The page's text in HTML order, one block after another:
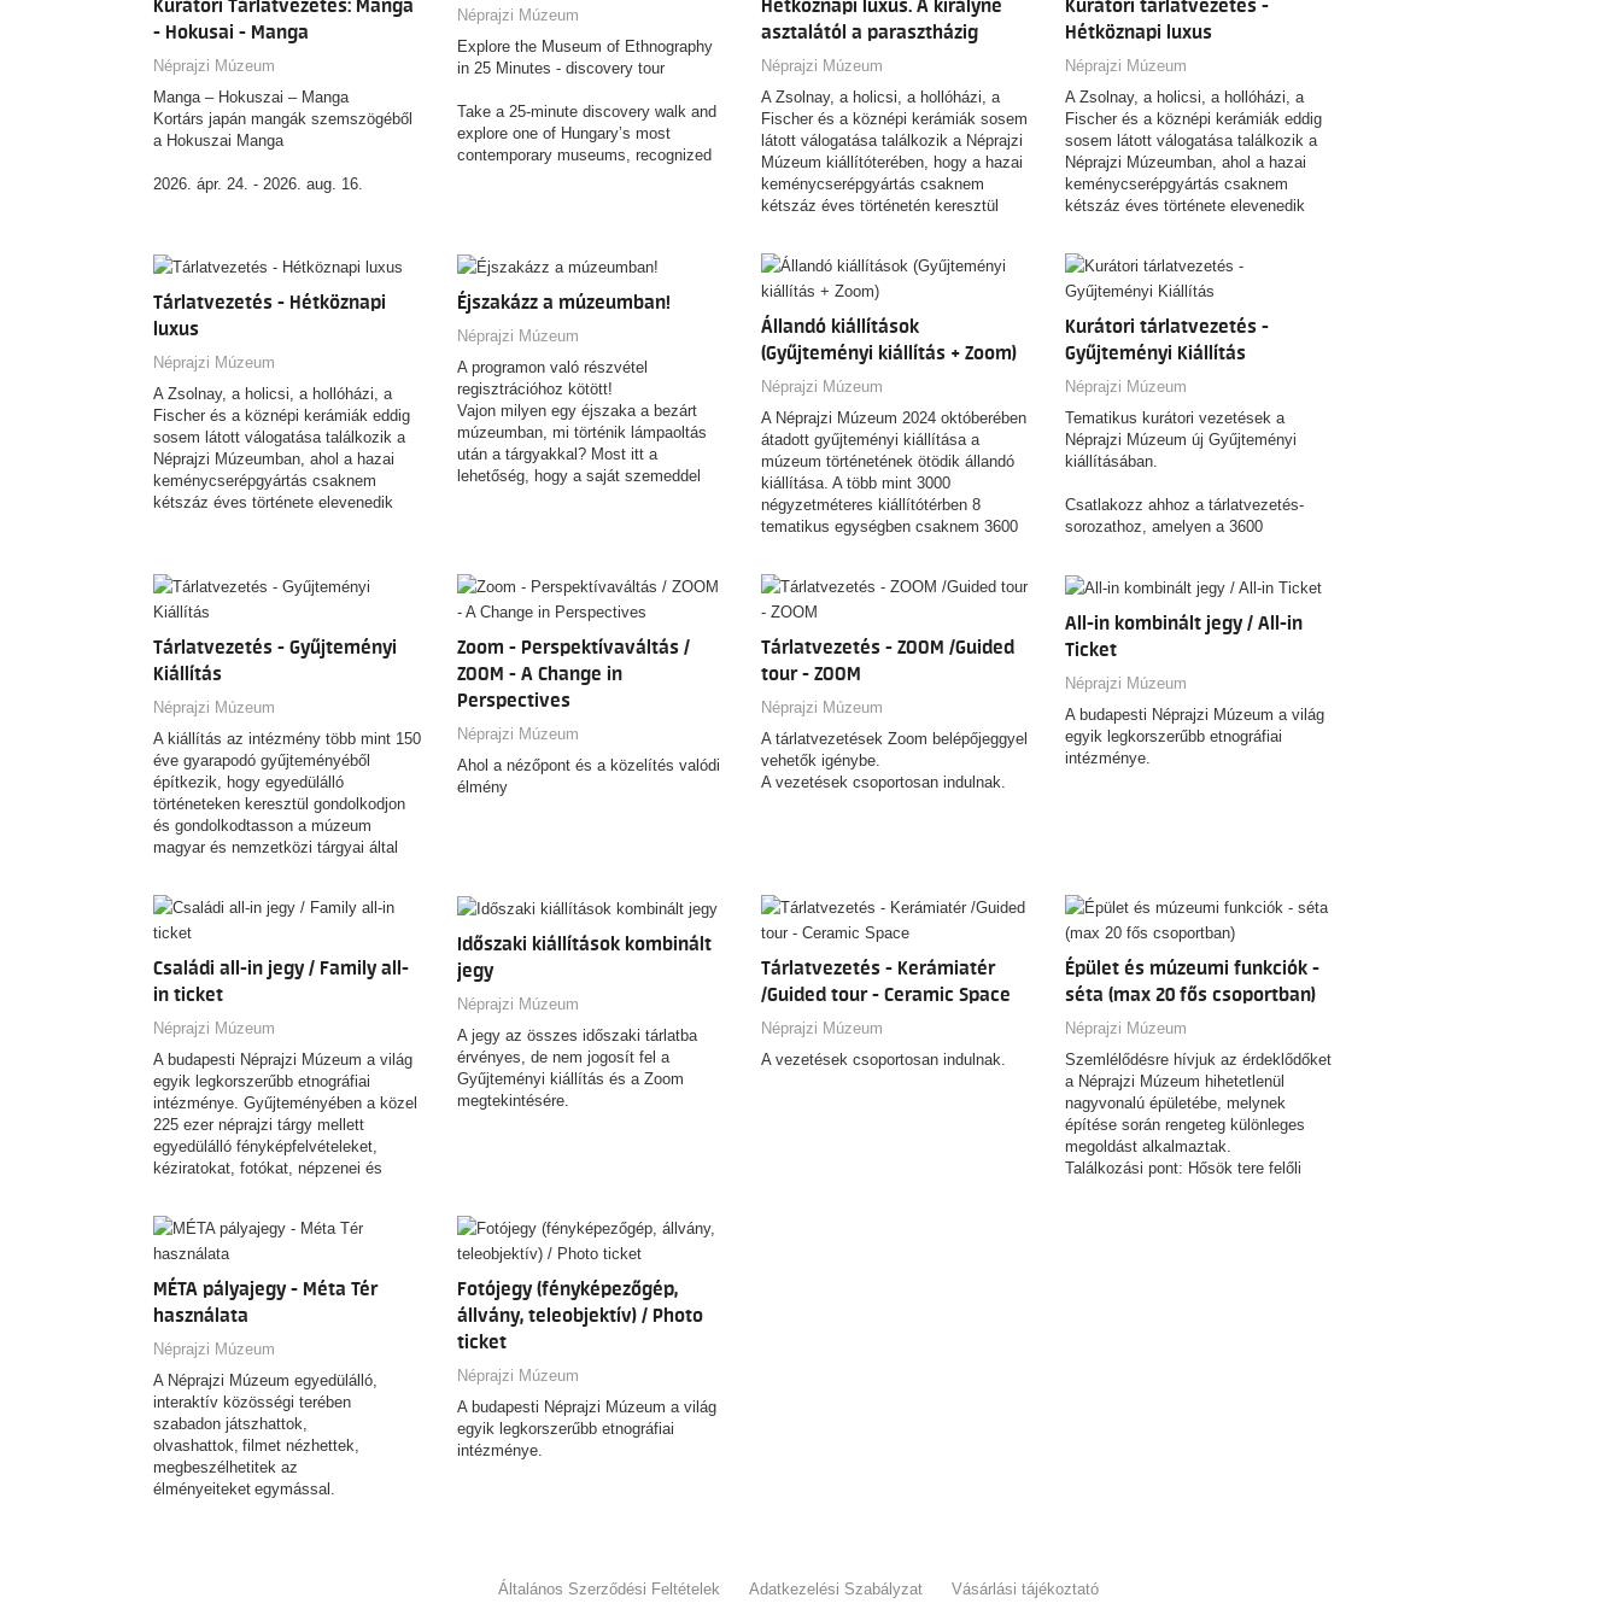
kiállítása egy különleges
fotógyűjtemény segítségével válaszol
budapesti Néprajzi Múzeum új
kiállítása egy különleges
fotógyűjtemény segítségével válaszol
használata és jelentése az elmúlt
kétszáz év során.
Kurátori Tárlatvezetés: Manga
- Hokusai - Manga
Néprajzi Múzeum
Manga – Hokuszai – Manga
Kortárs japán mangák szemszögéből
a Hokuszai Manga
2026. ápr. 24. - 2026. aug. 16.
közelít Kacusika Hokuszai (1760–
1849) ukijo-e mester Hokuszai Manga
című, több ezer rajzból álló, rendkívüli
hatású rajzgyűjteményéhez. A tárlat
nem azt kívánja igazolni, hogy
manga „feltalálója” lett volna, hanem
azt vizsgálja, miként alakult és
változott a „manga” fogalma,
használata és jelentése az elmúlt
kétszáz év során.
muzeológus
Néprajzi Múzeum
Explore the Museum of Ethnography
in 25 Minutes - discovery tour
Take a 25‑minute discovery walk and
explore one of Hungary’s most
contemporary museums, recognized
design, gives you a clear overview of
the exhibitions that make the museum
such a standout destination. It’s the
ideal way to start your visit and make
the most of your time here.
Hétköznapi luxus. A királyné
asztalától a parasztházig
Néprajzi Múzeum
A Zsolnay, a holicsi, a hollóházi, a
Fischer és a köznépi kerámiák sosem
látott válogatása találkozik a Néprajzi
Múzeum kiállítóterében, hogy a hazai
keménycserépgyártás csaknem
kétszáz éves történetén keresztül
alakulásáról.
Kurátori tárlatvezetés -
Hétköznapi luxus
Néprajzi Múzeum
A Zsolnay, a holicsi, a hollóházi, a
Fischer és a köznépi kerámiák eddig
sosem látott válogatása találkozik a
Néprajzi Múzeumban, ahol a hazai
keménycserépgyártás csaknem
kétszáz éves története elevenedik
Tárlatvezetés - Hétköznapi
luxus
Néprajzi Múzeum
A Zsolnay, a holicsi, a hollóházi, a
Fischer és a köznépi kerámiák eddig
sosem látott válogatása találkozik a
Néprajzi Múzeumban, ahol a hazai
keménycserépgyártás csaknem
kétszáz éves története elevenedik
Éjszakázz a múzeumban!
Néprajzi Múzeum
A programon való részvétel
regisztrációhoz kötött!
Vajon milyen egy éjszaka a bezárt
múzeumban, mi történik lámpaoltás
után a tárgyakkal? Most itt a
lehetőség, hogy a saját szemeddel
felnőtteknek.
2026.10.09. - osztályoknak
2026.10.16. - felnőtteknek
2026.11.06. - osztályoknak
2026.11.13. - osztályoknak - BETELT
2026.11.13. - osztályoknak
2026.11.27. - osztályoknak
2026.12.04. - családoknak
2026.12.11. - osztályoknak
Állandó kiállítások
(Gyűjteményi kiállítás + Zoom)
Néprajzi Múzeum
A Néprajzi Múzeum 2024 októberében
átadott gyűjteményi kiállítása a
múzeum történetének ötödik állandó
kiállítása. A több mint 3000
négyzetméteres kiállítótérben 8
tematikus egységben csaknem 3600
Kurátori tárlatvezetés -
Gyűjteményi Kiállítás
Néprajzi Múzeum
Tematikus kurátori vezetések a
Néprajzi Múzeum új Gyűjteményi
kiállításában.
Csatlakozz ahhoz a tárlatvezetés-
sorozathoz, amelyen a 3600
és a 153 éves Néprajzi Múzeum
rejtett történeteit és érdekességeit
ismerheted meg!
FONTOS! Az egyes alkalmak
tárlatvezetést. Erről alább
tájékozódhat!
Tárlatvezetés - Gyűjteményi
Kiállítás
Néprajzi Múzeum
A kiállítás az intézmény több mint 150
éve gyarapodó gyűjteményéből
építkezik, hogy egyedülálló
történeteken keresztül gondolkodjon
és gondolkodtasson a múzeum
magyar és nemzetközi tárgyai által
Zoom - Perspektívaváltás /
ZOOM - A Change in
Perspectives
Néprajzi Múzeum
Ahol a nézőpont és a közelítés valódi
élmény
Tárlatvezetés - ZOOM /Guided
tour - ZOOM
Néprajzi Múzeum
A tárlatvezetések Zoom belépőjeggyel
vehetők igénybe.
A vezetések csoportosan indulnak.
All-in kombinált jegy / All-in
Ticket
Néprajzi Múzeum
A budapesti Néprajzi Múzeum a világ
egyik legkorszerűbb etnográfiai
intézménye.
Családi all-in jegy / Family all-
in ticket
Néprajzi Múzeum
A budapesti Néprajzi Múzeum a világ
egyik legkorszerűbb etnográfiai
intézménye. Gyűjteményében a közel
225 ezer néprajzi tárgy mellett
egyedülálló fényképfelvételeket,
kéziratokat, fotókat, népzenei és
emlékein kívül itt található a térség
legnagyobb, távoli kontinensek
népeinek kultúráját reprezentáló
etnográfiai anyaga is.
Időszaki kiállítások kombinált
jegy
Néprajzi Múzeum
A jegy az összes időszaki tárlatba
érvényes, de nem jogosít fel a
Gyűjteményi kiállítás és a Zoom
megtekintésére.
Tárlatvezetés - Kerámiatér
/Guided tour - Ceramic Space
Néprajzi Múzeum
A vezetések csoportosan indulnak.
Épület és múzeumi funkciók -
séta (max 20 fős csoportban)
Néprajzi Múzeum
Szemlélődésre hívjuk az érdeklődőket
a Néprajzi Múzeum hihetetlenül
nagyvonalú épületébe, melynek
építése során rengeteg különleges
megoldást alkalmaztak.
Találkozási pont: Hősök tere felőli
MÉTA pályajegy - Méta Tér
használata
Néprajzi Múzeum
A Néprajzi Múzeum egyedülálló,
interaktív közösségi terében
szabadon játszhattok,
olvashattok, filmet nézhettek,
megbeszélhetitek az
élményeiteket egymással.
Fotójegy (fényképezőgép,
állvány, teleobjektív) / Photo
ticket
Néprajzi Múzeum
A budapesti Néprajzi Múzeum a világ
egyik legkorszerűbb etnográfiai
intézménye.
Általános Szerződési Feltételek Adatkezelési Szabályzat Vásárlási tájékoztató